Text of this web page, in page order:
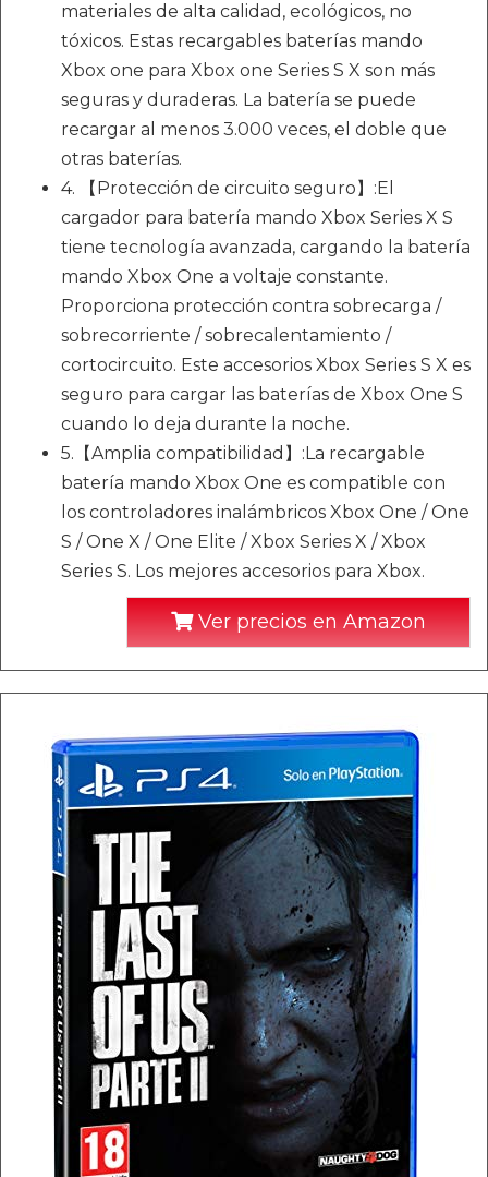
materiales de alta calidad, ecológicos, no
tóxicos. Estas recargables baterías mando
Xbox one para Xbox one Series S X son más
seguras y duraderas. La batería se puede
recargar al menos 3.000 veces, el doble que
otras baterías.
4. 【Protección de circuito seguro】:El
cargador para batería mando Xbox Series X S
tiene tecnología avanzada, cargando la batería
mando Xbox One a voltaje constante.
Proporciona protección contra sobrecarga /
sobrecorriente / sobrecalentamiento /
cortocircuito. Este accesorios Xbox Series S X es
seguro para cargar las baterías de Xbox One S
cuando lo deja durante la noche.
5.【Amplia compatibilidad】:La recargable
batería mando Xbox One es compatible con
los controladores inalámbricos Xbox One / One
S / One X / One Elite / Xbox Series X / Xbox
Series S. Los mejores accesorios para Xbox.
Ver precios en Amazon